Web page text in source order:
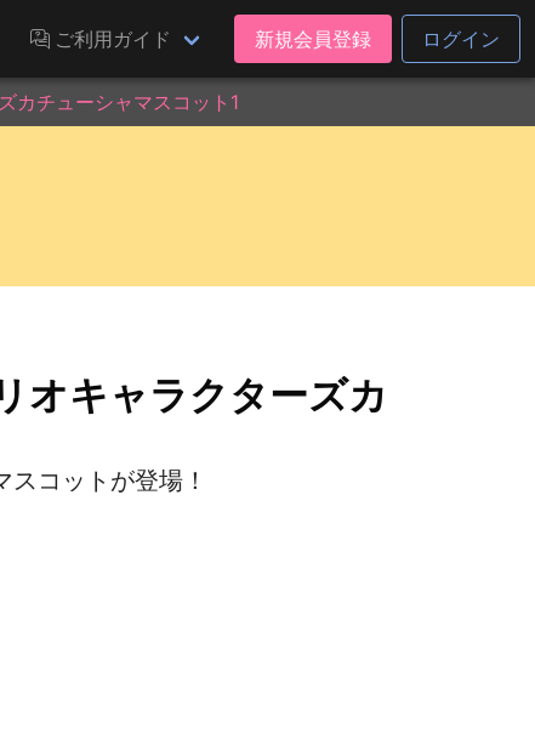
ご利用ガイド 新規会員登録 ログイン
カチューシャマスコット1
オキャラクターズカ
コットが登場！